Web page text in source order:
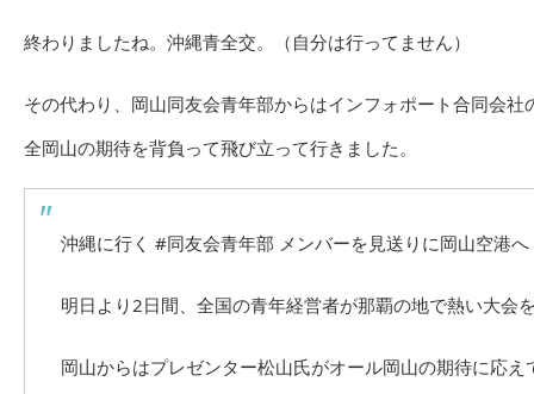
終わりましたね。沖縄青全交。（自分は行ってません）
その代わり、岡山同友会青年部からはインフォポート合同会社
全岡山の期待を背負って飛び立って行きました。
沖縄に行く #同友会青年部 メンバーを見送りに岡山空港へ
明日より2日間、全国の青年経営者が那覇の地で熱い大会